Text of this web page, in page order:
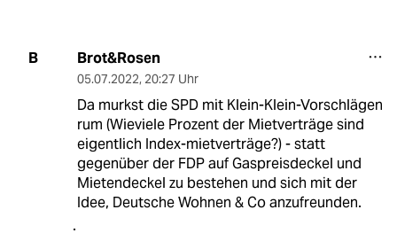
B Brot&Rosen
05.07.2022, 20:27 Uhr
Da murkst die SPD mit Klein-Klein-Vorschlägen
rum (Wieviele Prozent der Mietverträge sind
eigentlich Index-mietverträge?) - statt
gegenüber der FDP auf Gaspreisdeckel und
Mietendeckel zu bestehen und sich mit der
Idee, Deutsche Wohnen & Co anzufreunden.